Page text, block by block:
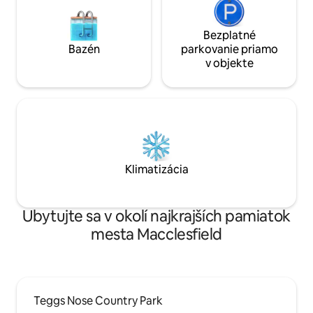
Bazén
Bezplatné
parkovanie priamo
v objekte
Klimatizácia
Ubytujte sa v okolí najkrajších pamiatok
mesta Macclesfield
Teggs Nose Country Park